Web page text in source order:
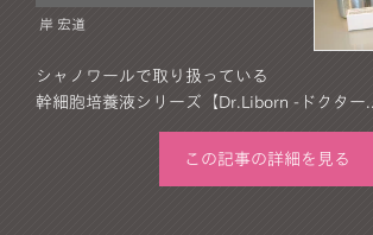
岸 宏道
シャノワールで取り扱っている
幹細胞培養液シリーズ【Dr.Liborn -ドクター...
この記事の詳細を見る